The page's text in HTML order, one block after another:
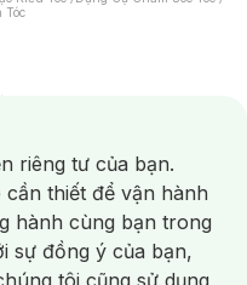
Tóc
Xông Hơi /Nước Rửa Tay/
/Bàn Chải Điện/
Nước/ Nước Súc Miệng/
Vệ Sinh/Dưỡng Vùng Kín/
/Bọt Cạo Râu /Dao Cạo Râu/
Da Lão Hóa/ Da Mụn/
riêng tư của bạn.
thiết để vận hành
hành cùng bạn trong
sự đồng ý của bạn,
tôi cũng sử dụng